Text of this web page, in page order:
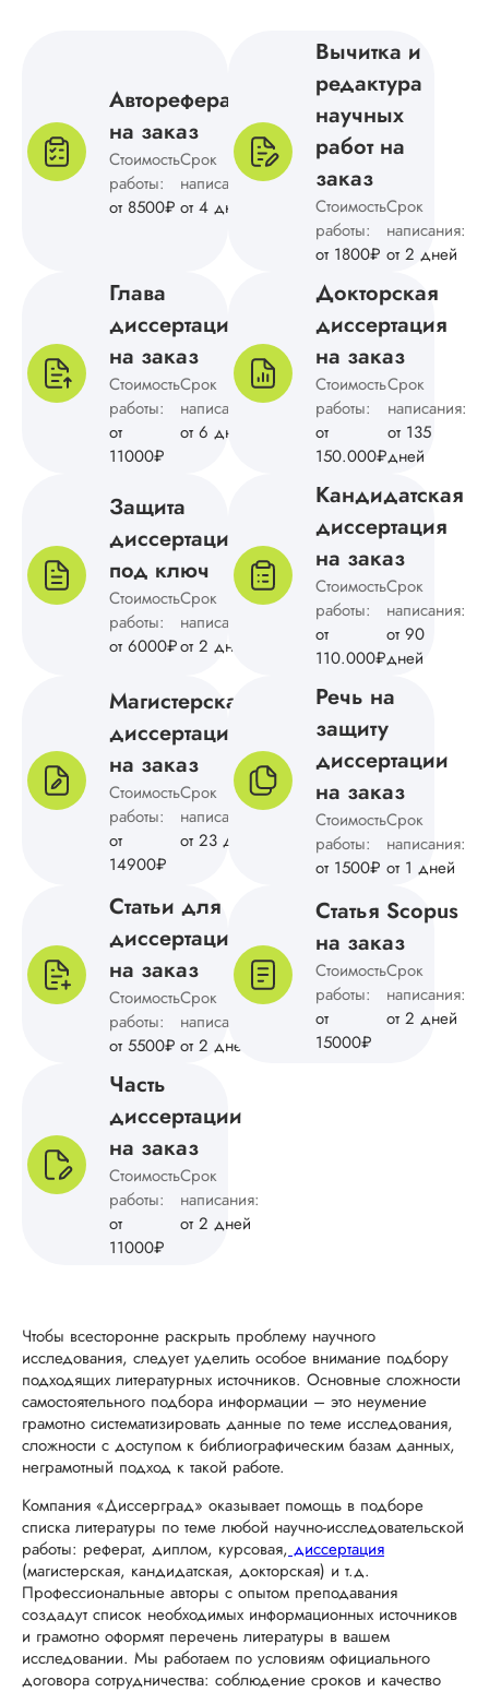
Автореферат
на заказ
Стоимость
работы:
от 8500₽
Срок
написания:
от 4 дней
Вычитка и
редактура
научных
работ на
заказ
Стоимость
работы:
от 1800₽
Срок
написания:
от 2 дней
Глава
диссертации
на заказ
Стоимость
работы:
от
11000₽
Срок
написания:
от 6 дней
Докторская
диссертация
на заказ
Стоимость
работы:
от
150.000₽
Срок
написания:
от 135
дней
Защита
диссертации
под ключ
Стоимость
работы:
от 6000₽
Срок
написания:
от 2 дней
Кандидатская
диссертация
на заказ
Стоимость
работы:
от
110.000₽
Срок
написания:
от 90
дней
Магистерская
диссертация
на заказ
Стоимость
работы:
от
14900₽
Срок
написания:
от 23 дней
Речь на
защиту
диссертации
на заказ
Стоимость
работы:
от 1500₽
Срок
написания:
от 1 дней
Статьи для
диссертации
на заказ
Стоимость
работы:
от 5500₽
Срок
написания:
от 2 дней
Статья Scopus
на заказ
Стоимость
работы:
от
15000₽
Срок
написания:
от 2 дней
Часть
диссертации
на заказ
Стоимость
работы:
от
11000₽
Срок
написания:
от 2 дней
Чтобы всесторонне раскрыть проблему научного
исследования, следует уделить особое внимание подбору
подходящих литературных источников. Основные сложности
самостоятельного подбора информации – это неумение
грамотно систематизировать данные по теме исследования,
сложности с доступом к библиографическим базам данных,
неграмотный подход к такой работе.
Компания «Диссерград» оказывает помощь в подборе
списка литературы по теме любой научно-исследовательской
работы: реферат, диплом, курсовая, диссертация
(магистерская, кандидатская, докторская) и т.д.
Профессиональные авторы с опытом преподавания
создадут список необходимых информационных источников
и грамотно оформят перечень литературы в вашем
исследовании. Мы работаем по условиям официального
договора сотрудничества: соблюдение сроков и качество